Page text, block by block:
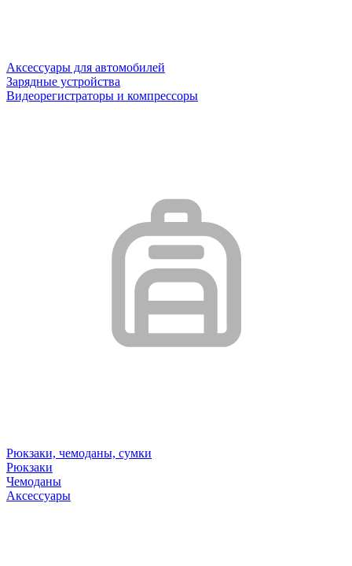
Аксессуары для автомобилей
Зарядные устройства
Видеорегистраторы и компрессоры
Рюкзаки, чемоданы, сумки
Рюкзаки
Чемоданы
Аксессуары